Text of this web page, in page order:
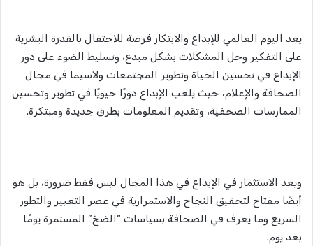
يعد اليوم العالمي للإبداع والابتكار فرصة للاحتفال بالقدرة البشرية
على التفكير وحل المشكلات بشكل مبدع، وتسليط الضوء على دور
الإبداع في تحسين الحياة وتطوير المجتمعات ولاسيما في مجال
الصحافة والإعلام، حيث يلعب الإبداع دورًا حيويًا في تطوير وتحسين
الممارسات الصحفية، وتقديم المعلومات بطرق جديدة ومبتكرة.
ويعد الاستثمار في الإبداع في هذا المجال ليس فقط ضرورة، بل هو
أيضًا مفتاح لتحقيق النجاح والاستمرارية في عصر التغيير والتطور
السريع وما يعرف في الصحافة بسياسات “الضخ” المستمرة يومًا
بعد يوم.